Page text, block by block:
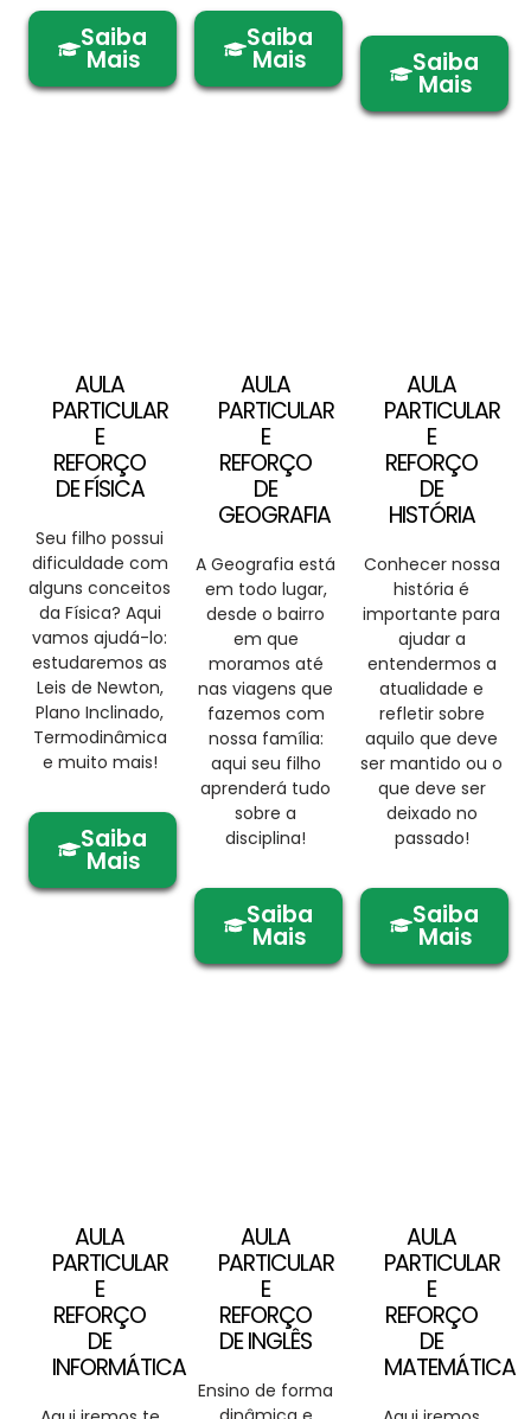
Saiba
Mais
Saiba
Mais Saiba
Mais
AULA
PARTICULAR
E
REFORÇO
DE FÍSICA
Seu filho possui
dificuldade com
alguns conceitos
da Física? Aqui
vamos ajudá-lo:
estudaremos as
Leis de Newton,
Plano Inclinado,
Termodinâmica
e muito mais!
Saiba
Mais
AULA
PARTICULAR
E
REFORÇO
DE
GEOGRAFIA
A Geografia está
em todo lugar,
desde o bairro
em que
moramos até
nas viagens que
fazemos com
nossa família:
aqui seu filho
aprenderá tudo
sobre a
disciplina!
Saiba
Mais
AULA
PARTICULAR
E
REFORÇO
DE
HISTÓRIA
Conhecer nossa
história é
importante para
ajudar a
entendermos a
atualidade e
refletir sobre
aquilo que deve
ser mantido ou o
que deve ser
deixado no
passado!
Saiba
Mais
AULA
PARTICULAR
E
REFORÇO
DE
INFORMÁTICA
AULA
PARTICULAR
E
REFORÇO
DE INGLÊS
Ensino de forma
AULA
PARTICULAR
E
REFORÇO
DE
MATEMÁTICA